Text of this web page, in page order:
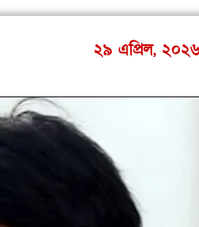
২৯ এপ্রিল,